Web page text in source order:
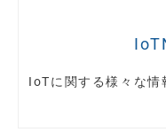
IoTに関する様々な情